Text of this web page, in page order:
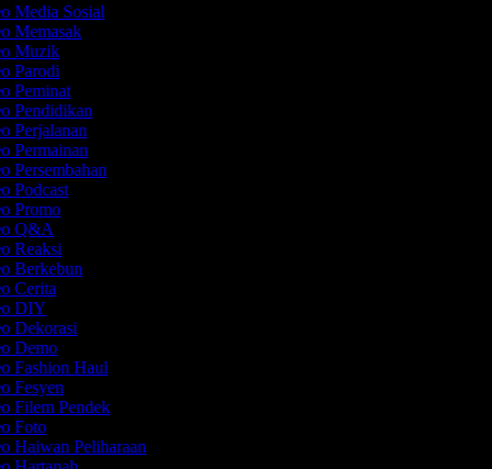
Media Sosial
Memasak
Muzik
Parodi
Peminat
Pendidikan
Perjalanan
Permainan
Persembahan
Podcast
Promo
Q&A
Reaksi
Berkebun
Cerita
DIY
Dekorasi
Demo
Fashion Haul
Fesyen
Filem Pendek
Foto
Haiwan Peliharaan